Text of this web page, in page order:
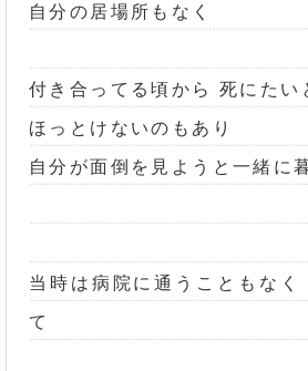
自分の居場所もなく
付き合ってる頃から 死にたい
ほっとけないのもあり
自分が面倒を見ようと一緒に
当時は病院に通うこともな
て